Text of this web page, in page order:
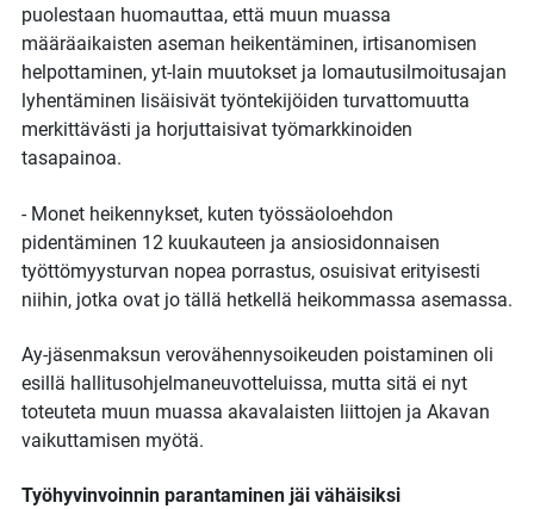
puolestaan huomauttaa, että muun muassa
määräaikaisten aseman heikentäminen, irtisanomisen
helpottaminen, yt-lain muutokset ja lomautusilmoitusajan
lyhentäminen lisäisivät työntekijöiden turvattomuutta
merkittävästi ja horjuttaisivat työmarkkinoiden
tasapainoa.
- Monet heikennykset, kuten työssäoloehdon
pidentäminen 12 kuukauteen ja ansiosidonnaisen
työttömyysturvan nopea porrastus, osuisivat erityisesti
niihin, jotka ovat jo tällä hetkellä heikommassa asemassa.
Ay-jäsenmaksun verovähennysoikeuden poistaminen oli
esillä hallitusohjelmaneuvotteluissa, mutta sitä ei nyt
toteuteta muun muassa akavalaisten liittojen ja Akavan
vaikuttamisen myötä.
Työhyvinvoinnin parantaminen jäi vähäisiksi